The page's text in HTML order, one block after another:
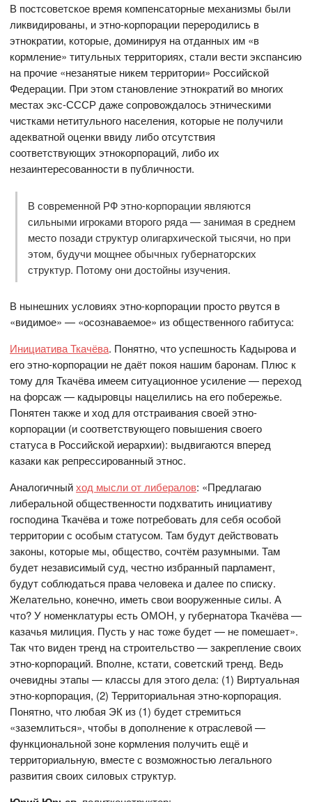
В постсоветское время компенсаторные механизмы были
ликвидированы, и этно-корпорации переродились в
этнократии, которые, доминируя на отданных им «в
кормление» титульных территориях, стали вести экспансию
на прочие «незанятые никем территории» Российской
Федерации. При этом становление этнократий во многих
местах экс-СССР даже сопровождалось этническими
чистками нетитульного населения, которые не получили
адекватной оценки ввиду либо отсутствия
соответствующих этнокорпораций, либо их
незаинтересованности в публичности.
В современной РФ этно-корпорации являются
сильными игроками второго ряда — занимая в среднем
место позади структур олигархической тысячи, но при
этом, будучи мощнее обычных губернаторских
структур. Потому они достойны изучения.
В нынешних условиях этно-корпорации просто рвутся в
«видимое» — «осознаваемое» из общественного габитуса:
Инициатива Ткачёва. Понятно, что успешность Кадырова и
его этно-корпорации не даёт покоя нашим баронам. Плюс к
тому для Ткачёва имеем ситуационное усиление — переход
на форсаж — кадыровцы нацелились на его побережье.
Понятен также и ход для отстраивания своей этно-
корпорации (и соответствующего повышения своего
статуса в Российской иерархии): выдвигаются вперед
казаки как репрессированный этнос.
Аналогичныйход мысли от либералов: «Предлагаю
либеральной общественности подхватить инициативу
господина Ткачёва и тоже потребовать для себя особой
территории с особым статусом. Там будут действовать
законы, которые мы, общество, сочтём разумными. Там
будет независимый суд, честно избранный парламент,
будут соблюдаться права человека и далее по списку.
Желательно, конечно, иметь свои вооруженные силы. А
что? У номенклатуры есть ОМОН, у губернатора Ткачёва —
казачья милиция. Пусть у нас тоже будет — не помешает».
Так что виден тренд на строительство — закрепление своих
этно-корпораций. Вполне, кстати, советский тренд. Ведь
очевидны этапы — классы для этого дела: (1) Виртуальная
этно-корпорация, (2) Территориальная этно-корпорация.
Понятно, что любая ЭК из (1) будет стремиться
«заземлиться», чтобы в дополнение к отраслевой —
функциональной зоне кормления получить ещё и
территориальную, вместе с возможностью легального
развития своих силовых структур.